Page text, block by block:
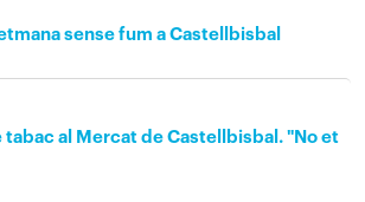
sense fum a Castellbisbal
tabac al Mercat de Castellbisbal. "No et